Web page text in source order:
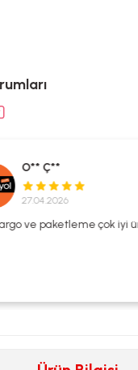
Ç**
27.04.2026
ve paketleme çok iyi ürün